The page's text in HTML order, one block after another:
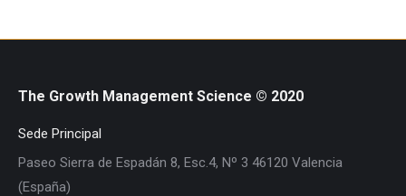
The Growth Management Science © 2020
Sede Principal
Paseo Sierra de Espadán 8, Esc.4, Nº 3 46120 Valencia
(España)